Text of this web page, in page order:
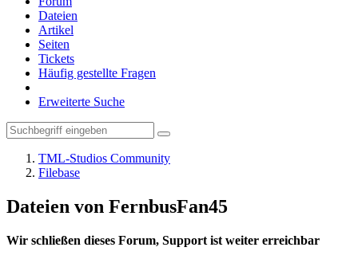
Dateien
Artikel
Seiten
Tickets
Häufig gestellte Fragen
Erweiterte Suche
TML-Studios Community
Filebase
Dateien von FernbusFan45
Wir schließen dieses Forum, Support ist weiter erreichbar